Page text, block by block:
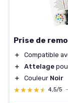
Prise de
＋
Compatible
＋
Attelage
＋
Couleur Noir
★★★★★
★★★★★ 4,5/5